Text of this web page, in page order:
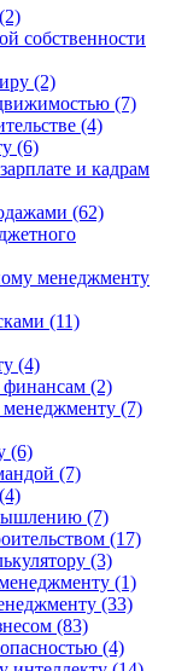
собственности
(2)
(7)
(4)
(6)
и кадрам
(62)
менеджменту
(11)
(4)
(2)
(7)
(6)
(7)
(7)
(17)
(3)
(1)
(33)
(83)
(4)